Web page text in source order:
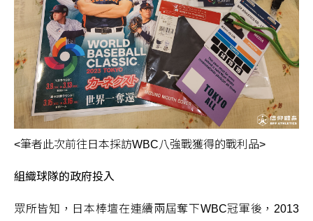
<筆者此次前往日本採訪WBC八強戰獲得的戰利品>
組織球隊的政府投入
眾所皆知，日本棒壇在連續兩屆奪下WBC冠軍後，2013